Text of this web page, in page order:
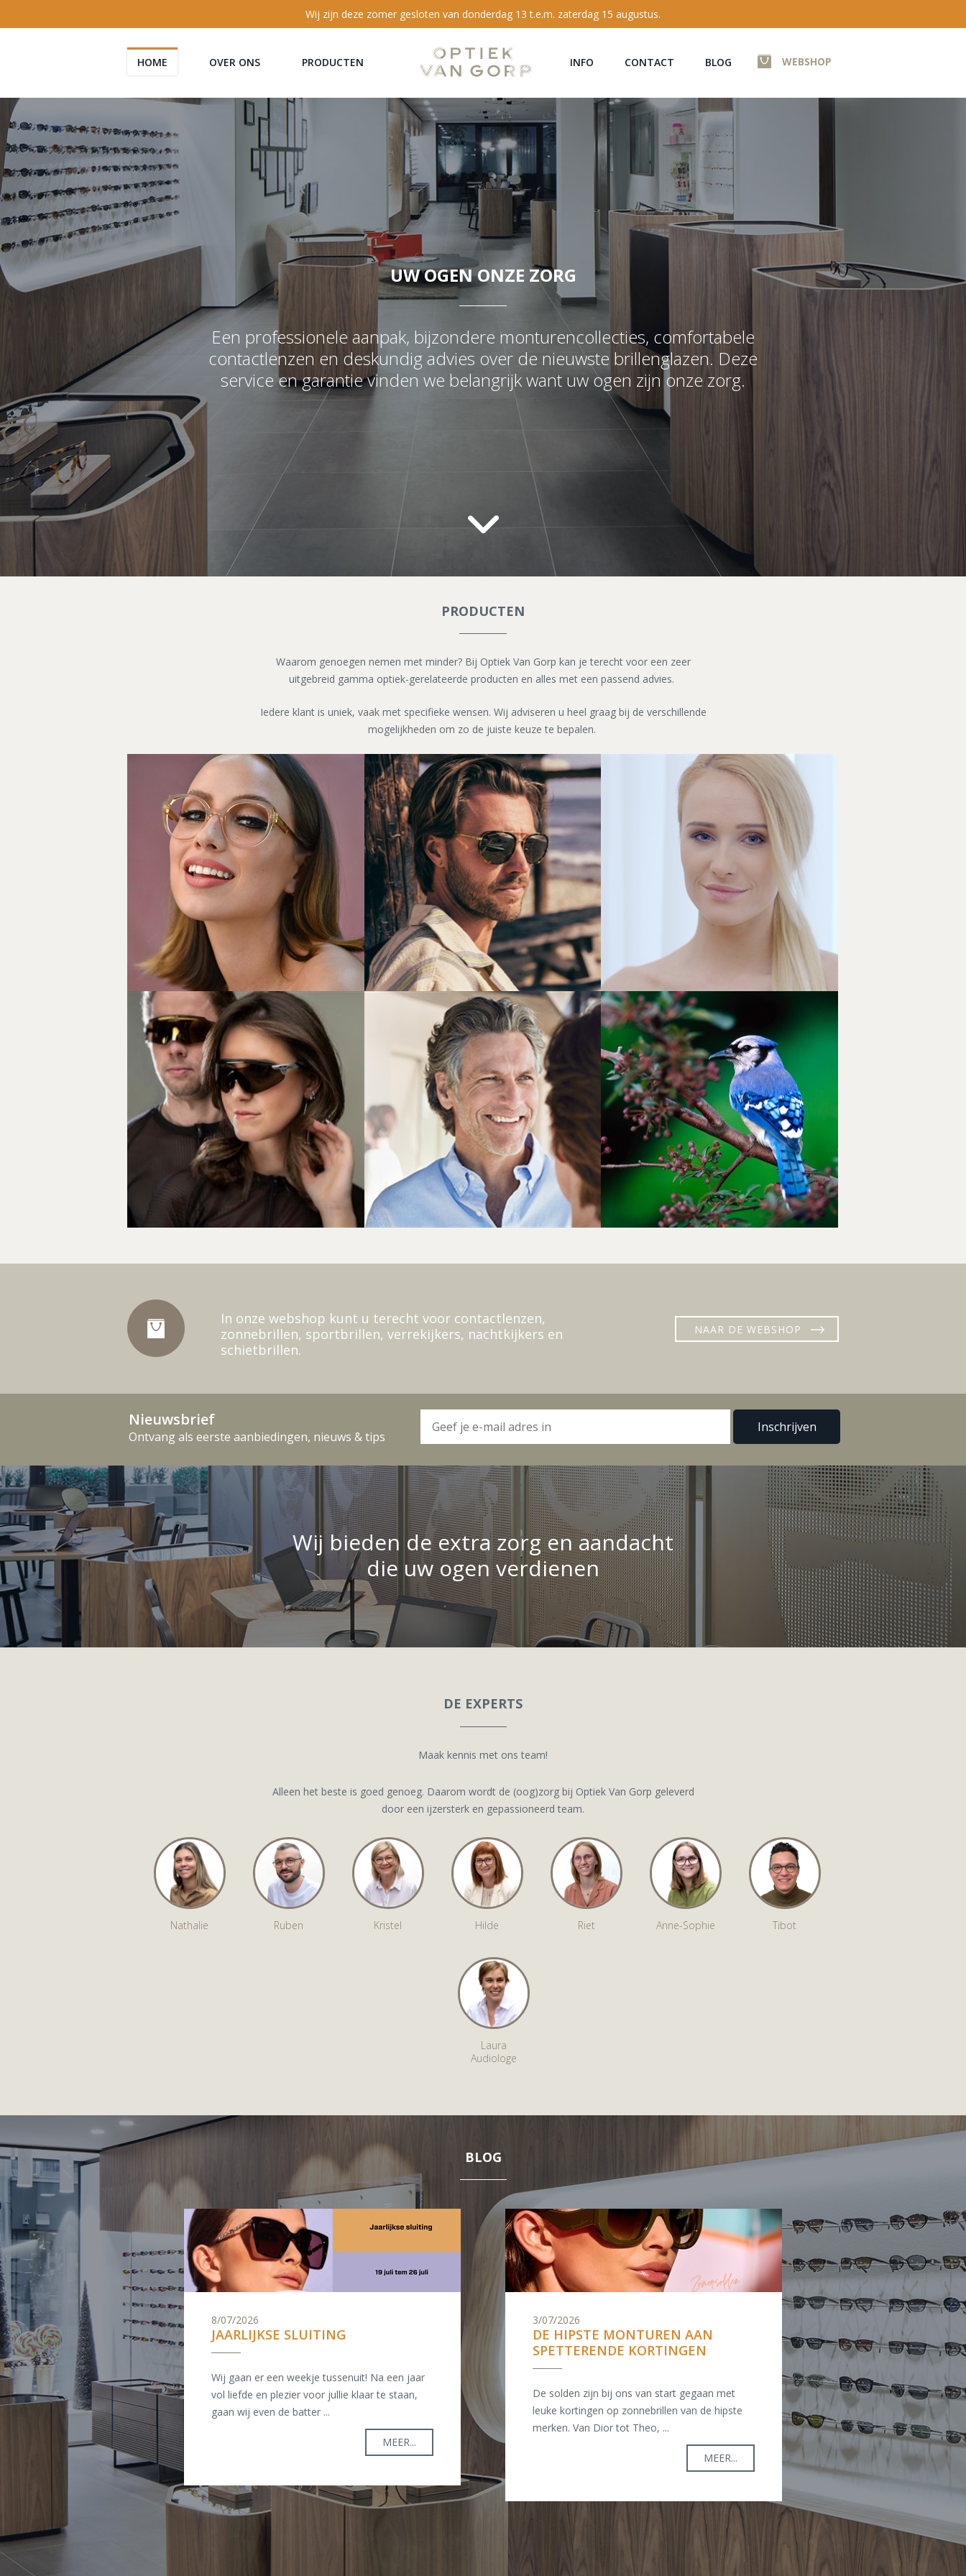
Wij zijn deze zomer gesloten van donderdag 13 t.e.m. zaterdag 15 augustus.
WEBSHOP
HOME OVER ONS PRODUCTEN INFO CONTACT BLOG
UW OGEN ONZE ZORG
Een professionele aanpak, bijzondere monturencollecties, comfortabele
contactlenzen en deskundig advies over de nieuwste brillenglazen. Deze
service en garantie vinden we belangrijk want uw ogen zijn onze zorg.
PRODUCTEN
Waarom genoegen nemen met minder? Bij Optiek Van Gorp kan je terecht voor een zeer
uitgebreid gamma optiek-gerelateerde producten en alles met een passend advies.
Iedere klant is uniek, vaak met specifieke wensen. Wij adviseren u heel graag bij de verschillende
mogelijkheden om zo de juiste keuze te bepalen.
In onze webshop kunt u terecht voor contactlenzen,
zonnebrillen, sportbrillen, verrekijkers, nachtkijkers en
schietbrillen.
NAAR DE WEBSHOP
Nieuwsbrief
Ontvang als eerste aanbiedingen, nieuws & tips
Wij bieden de extra zorg en aandacht
die uw ogen verdienen
DE EXPERTS
Maak kennis met ons team!
Alleen het beste is goed genoeg. Daarom wordt de (oog)zorg bij Optiek Van Gorp geleverd
door een ijzersterk en gepassioneerd team.
Nathalie Ruben Kristel Hilde Riet Anne-Sophie Tibot
Laura
Audiologe
BLOG
8/07/2026
JAARLIJKSE SLUITING
Wij gaan er een weekje tussenuit! Na een jaar
vol liefde en plezier voor jullie klaar te staan,
gaan wij even de batter ...
MEER...
3/07/2026
DE HIPSTE MONTUREN AAN
SPETTERENDE KORTINGEN
De solden zijn bij ons van start gegaan met
leuke kortingen op zonnebrillen van de hipste
merken. Van Dior tot Theo, ...
MEER...